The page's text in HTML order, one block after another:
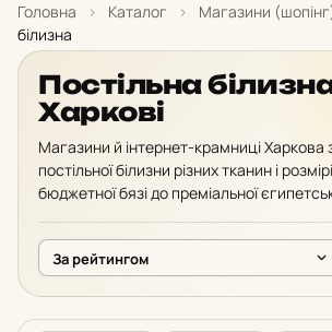
контенту
Головна › Каталог › Магазини
білизна
Постільна
Харкові
Магазини й інтернет-крамниці Харкова
постільної білизни різних тканин і
бюджетної бязі до преміальної